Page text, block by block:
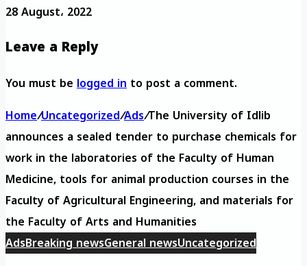
28 August، 2022
Leave a Reply
You must belogged into post a comment.
Home/Uncategorized/Ads/The University of Idlib
announces a sealed tender to purchase chemicals for
work in the laboratories of the Faculty of Human
Medicine, tools for animal production courses in the
Faculty of Agricultural Engineering, and materials for
the Faculty of Arts and Humanities
AdsBreaking newsGeneral newsUncategorized